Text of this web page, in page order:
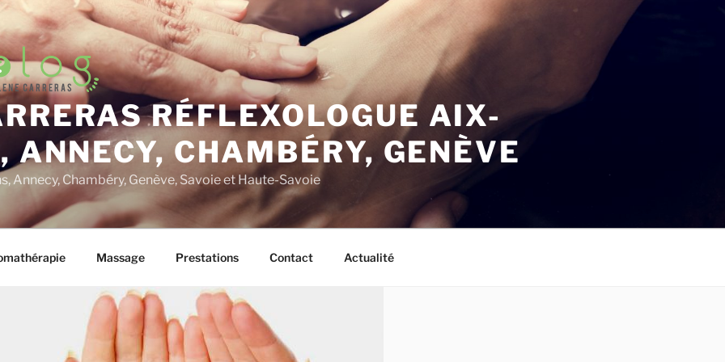
RÉFLEXOLOGUE AIX-
CHAMBÉRY, GENÈVE
Annecy, Chambéry, Genève, Savoie et Haute-Savoie
Massage Prestations Contact Actualité